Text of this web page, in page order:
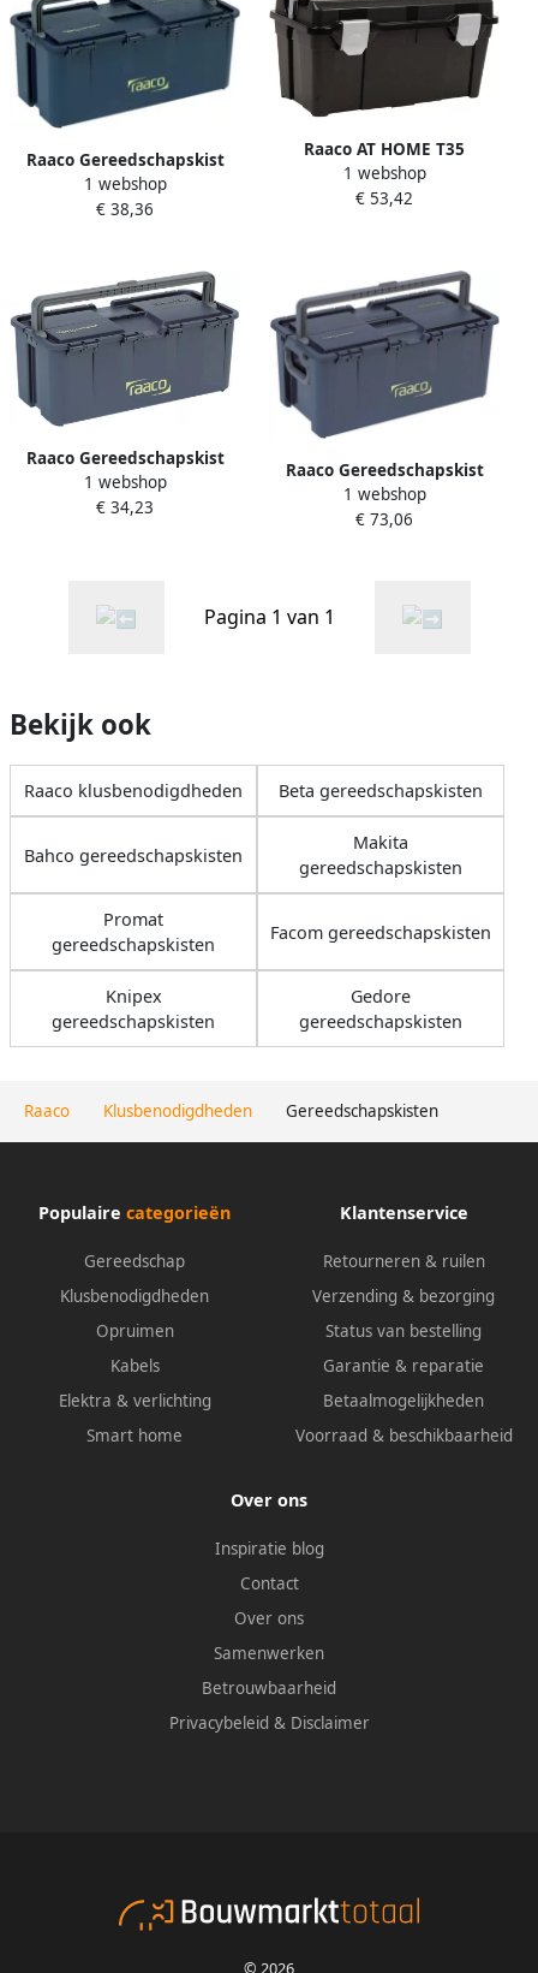
Raaco Klusbenodigdheden Gereedschapskisten
Raaco Gereedschapskist
Compact 20 + 6 inzetbakjes
136570
1 webshop
€ 38,36
Raaco AT HOME T35
gereedschapskoffer zwart-
zilver 717199
1 webshop
€ 53,42
Raaco Gereedschapskist
Compact 15 + schotten
136563
1 webshop
€ 34,23
Raaco Gereedschapskist
Compact 37 incl. acc.
136594
1 webshop
€ 73,06
Pagina 1 van 1
Bekijk ook
Raaco klusbenodigdheden Beta gereedschapskisten
Bahco gereedschapskisten
Makita
gereedschapskisten
Promat
gereedschapskisten
Facom gereedschapskisten
Knipex
gereedschapskisten
Gedore
gereedschapskisten
Populaire categorieën
Gereedschap
Klusbenodigdheden
Opruimen
Kabels
Elektra & verlichting
Smart home
Klantenservice
Retourneren & ruilen
Verzending & bezorging
Status van bestelling
Garantie & reparatie
Betaalmogelijkheden
Voorraad & beschikbaarheid
Over ons
Inspiratie blog
Contact
Over ons
Samenwerken
Betrouwbaarheid
Privacybeleid & Disclaimer
© 2026